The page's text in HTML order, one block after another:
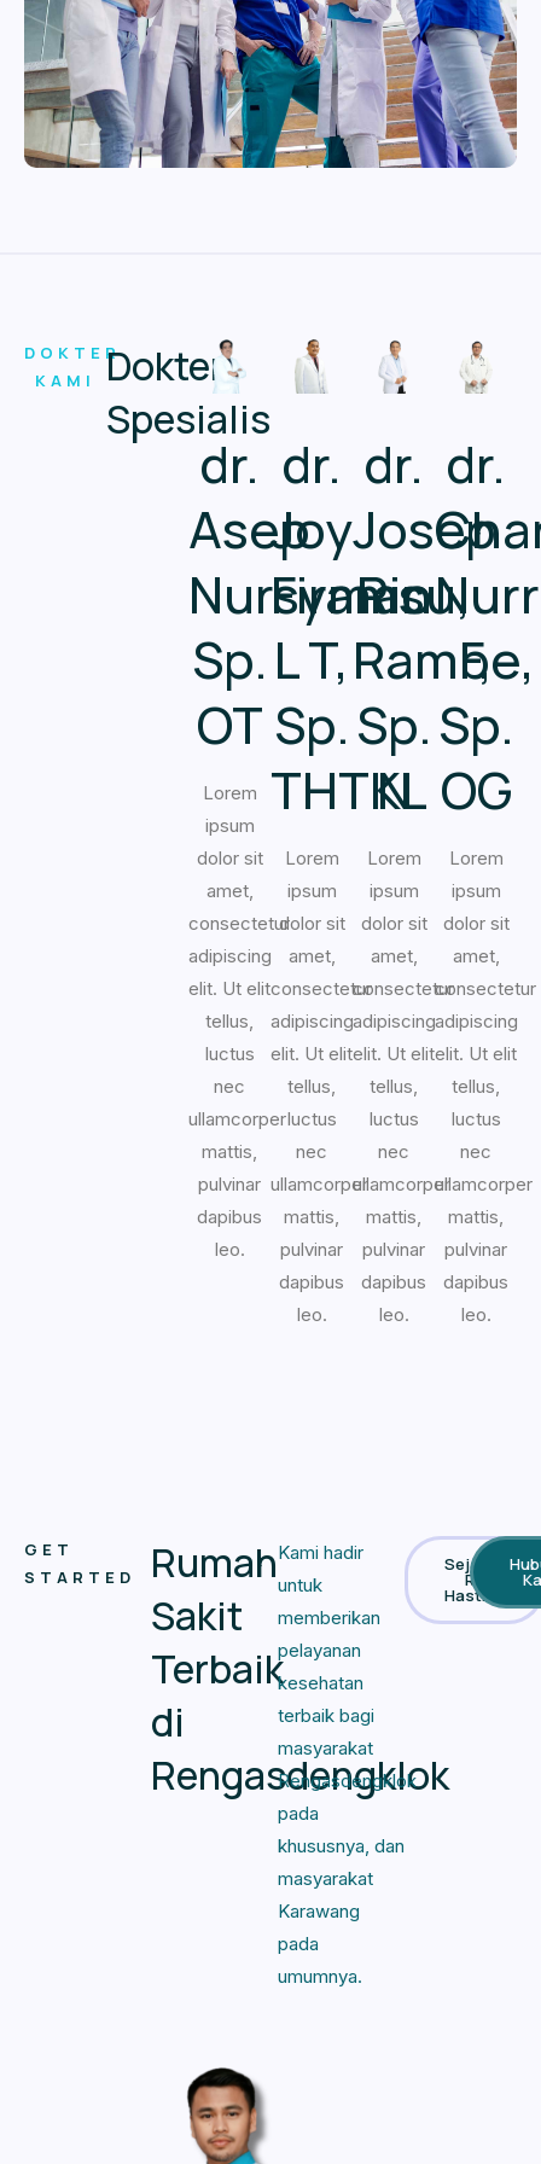
DOKTER
KAMI
Dokter
Spesialis
dr.
Asep
Nursyamsu,
Sp.
OT
Lorem
ipsum
dolor sit
amet,
consectetur
adipiscing
elit. Ut elit
tellus,
luctus
nec
ullamcorper
mattis,
pulvinar
dapibus
leo.
dr.
Joy
Firman
L T,
Sp.
THTKL
Lorem
ipsum
dolor sit
amet,
consectetur
adipiscing
elit. Ut elit
tellus,
luctus
nec
ullamcorper
mattis,
pulvinar
dapibus
leo.
dr.
Josep
Rio
Rambe,
Sp.
N
Lorem
ipsum
dolor sit
amet,
consectetur
adipiscing
elit. Ut elit
tellus,
luctus
nec
ullamcorper
mattis,
pulvinar
dapibus
leo.
dr.
F,
Sp.
OG
Lorem
ipsum
dolor sit
amet,
consectetur
adipiscing
elit. Ut elit
tellus,
luctus
nec
ullamcorper
mattis,
pulvinar
dapibus
leo.
GET
STARTED
Rumah
Sakit
Terbaik
di
Rengasdengklok
Kami hadir
untuk
memberikan
pelayanan
kesehatan
terbaik bagi
masyarakat
Rengasdengklok
pada
khususnya, dan
masyarakat
Karawang
pada
umumnya.
Sejarah
RS
Hastien